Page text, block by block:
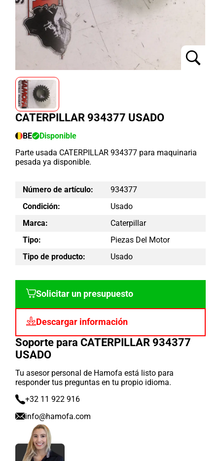
CATERPILLAR 934377 USADO
BE
Disponible
Parte usada CATERPILLAR 934377 para maquinaria
pesada ya disponible.
Número de artículo:
934377
Condición:
Usado
Marca:
Caterpillar
Tipo:
Piezas Del Motor
Tipo de producto:
Usado
Solicitar un presupuesto
Descargar información
Soporte para CATERPILLAR 934377
USADO
Tu asesor personal de Hamofa está listo para
responder tus preguntas en tu propio idioma.
+32 11 922 916
info@hamofa.com